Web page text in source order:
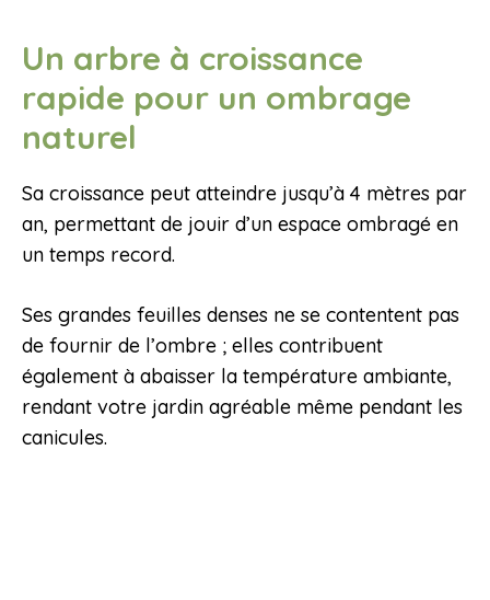
Un arbre à croissance
rapide pour un ombrage
naturel
Sa croissance peut atteindre jusqu’à 4 mètres par
an, permettant de jouir d’un espace ombragé en
un temps record.
Ses grandes feuilles denses ne se contentent pas
de fournir de l’ombre ; elles contribuent
également à abaisser la température ambiante,
rendant votre jardin agréable même pendant les
canicules.